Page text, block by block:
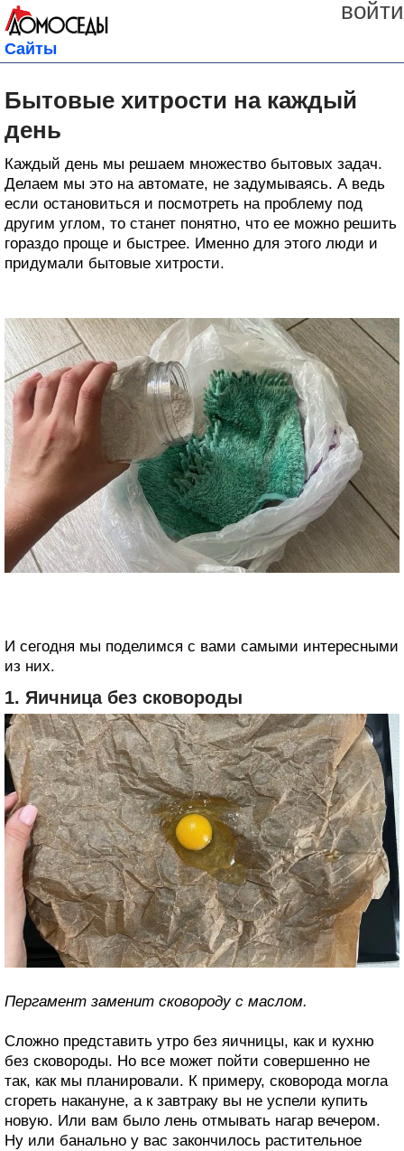
войти
Сайты
Бытовые хитрости на каждый
день
Каждый день мы решаем множество бытовых задач.
Делаем мы это на автомате, не задумываясь. А ведь
если остановиться и посмотреть на проблему под
другим углом, то станет понятно, что ее можно решить
гораздо проще и быстрее. Именно для этого люди и
придумали бытовые хитрости.
И сегодня мы поделимся с вами самыми интересными
из них.
1. Яичница без сковороды
Пергамент заменит сковороду с маслом.
Сложно представить утро без яичницы, как и кухню
без сковороды. Но все может пойти совершенно не
так, как мы планировали. К примеру, сковорода могла
сгореть накануне, а к завтраку вы не успели купить
новую. Или вам было лень отмывать нагар вечером.
Ну или банально у вас закончилось растительное